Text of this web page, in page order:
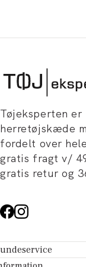
Tøjeksperten er
herretøjskæde
fordelt over
gratis fragt v/
gratis retur og
-